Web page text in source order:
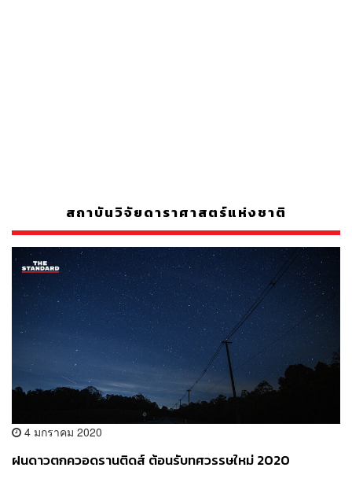
สถาบันวิจัยดาราศาสตร์แห่งชาติ
4 มกราคม 2020
ฝนดาวตกควอดรานติดส์ ต้อนรับทศวรรษใหม่ 2020